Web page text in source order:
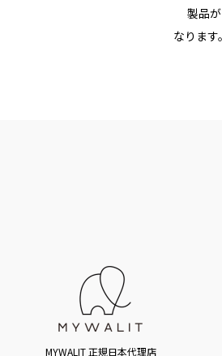
製品が
なります。
MYWALIT 正規日本代理店